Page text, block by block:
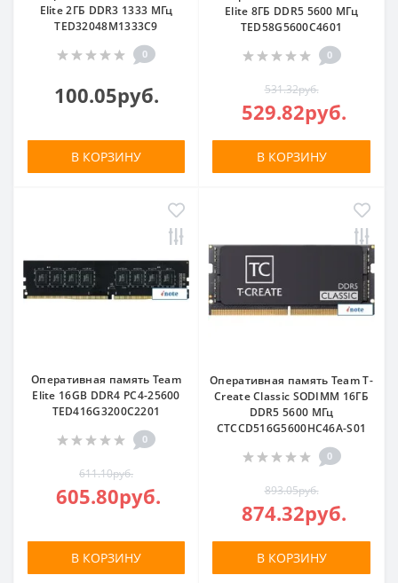
Elite 2ГБ DDR3 1333 МГц
TED32048M1333C9
0
100.05руб.
В КОРЗИНУ
Elite 8ГБ DDR5 5600 МГц
TED58G5600C4601
0
531.32руб.
529.82руб.
В КОРЗИНУ
Оперативная память Team
Elite 16GB DDR4 PC4-25600
TED416G3200C2201
0
611.10руб.
605.80руб.
В КОРЗИНУ
Оперативная память Team T-
Create Classic SODIMM 16ГБ
DDR5 5600 МГц
CTCCD516G5600HC46A-S01
0
893.05руб.
874.32руб.
В КОРЗИНУ